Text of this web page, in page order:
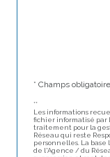
* Champs
**
Les informations
fichier informatisé par
traitement pour la
Réseau qui reste
personnelles. La
de l'Agence / du